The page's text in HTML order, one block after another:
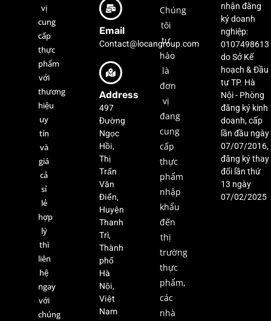
vị
cung
cấp
thực
phẩm
với
thương
hiệu
uy
tín
và
giá
cả
sỉ
lẻ
hợp
lý
thì
liên
hệ
ngay
với
chúng
Email
Contact@locangroup.com
Address
497
Đường
Ngọc
Hồi,
Thị
Trấn
Văn
Điển,
Huyện
Thanh
Trì,
Thành
phố
Hà
Nội,
Việt
Nam
Chúng
tôi
tự
hào
là
đơn
vị
đang
cung
cấp
thực
phẩm
nhập
khẩu
đến
thị
trường
thực
phẩm,
các
nhà
nhận đăng
ký doanh
nghiệp:
0107498613
do Sở Kế
hoạch & Đầu
tư TP. Hà
Nội - Phòng
đăng ký kinh
doanh, cấp
lần đầu ngày
07/07/2016,
đăng ký thay
đổi lần thứ
13 ngày
07/02/2025